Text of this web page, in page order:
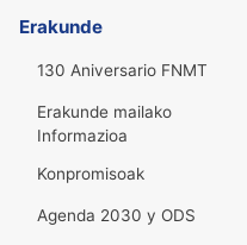
Erakunde
130 Aniversario FNMT
Erakunde mailako
Informazioa
Konpromisoak
Agenda 2030 y ODS